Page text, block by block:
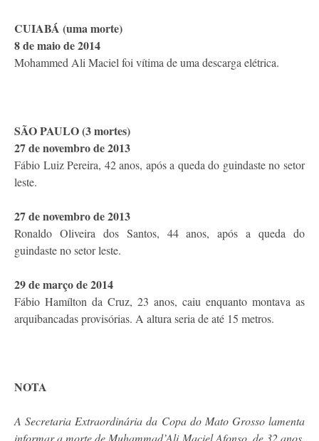
CUIABÁ (uma morte)
8 de maio de 2014
Mohammed Ali Maciel foi vítima de uma descarga elétrica.
SÃO PAULO (3 mortes)
27 de novembro de 2013
Fábio Luiz Pereira, 42 anos, após a queda do guindaste no setor
leste.
27 de novembro de 2013
Ronaldo Oliveira dos Santos, 44 anos, após a queda do
guindaste no setor leste.
29 de março de 2014
Fábio Hamílton da Cruz, 23 anos, caiu enquanto montava as
arquibancadas provisórias. A altura seria de até 15 metros.
NOTA
A Secretaria Extraordinária da Copa do Mato Grosso lamenta
informar a morte de Muhammad’Ali Maciel Afonso, de 32 anos,